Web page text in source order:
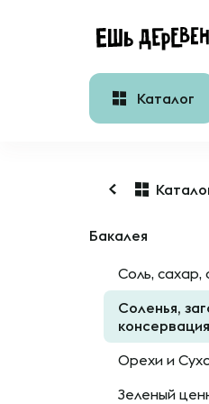
Каталог
Бакалея
Соль, сахар,
Соленья,
консервация
Орехи и
Зеленый